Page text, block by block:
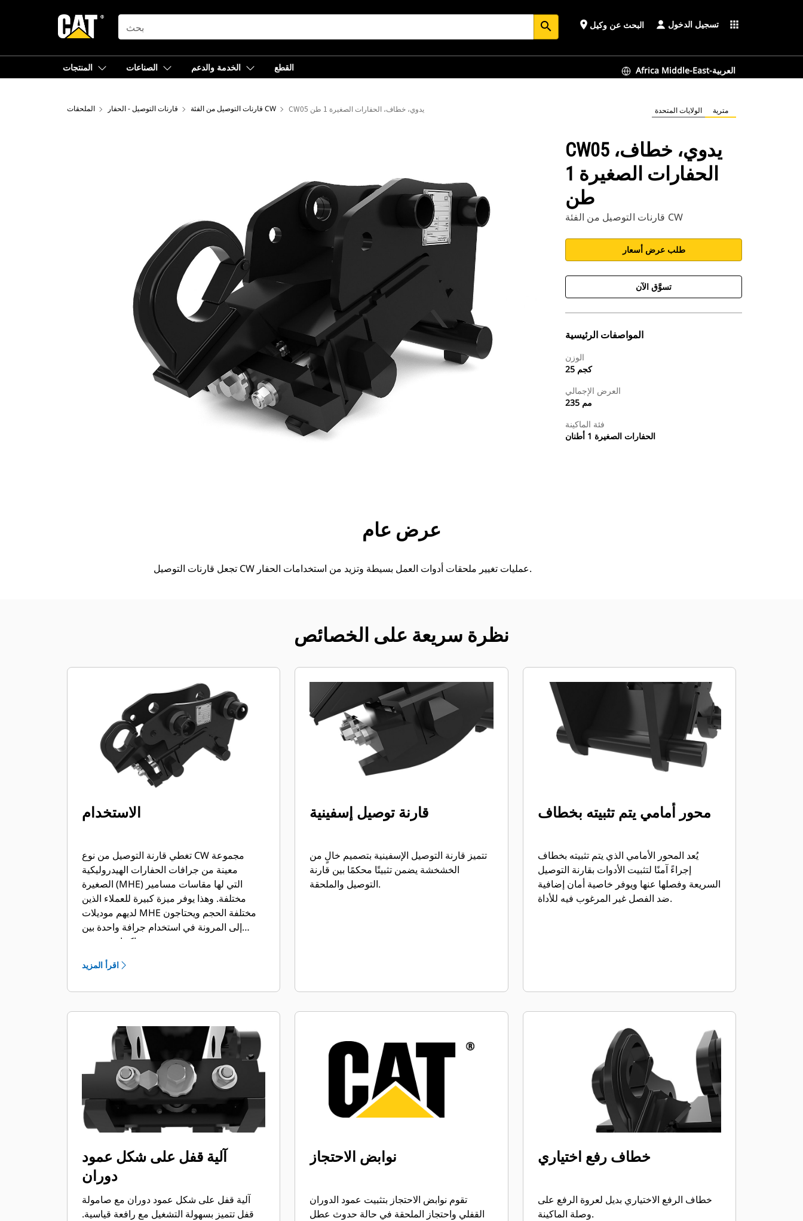
SEARCH search place البحث عن وكيل تسجيل الدخول apps
المنتجات الصناعات الخدمة والدعم القطع Africa Middle-East-العربية
الملحقات قارنات التوصيل - الحفار قارنات التوصيل من الفئة CW CW05 يدوي، خطاف، الحفارات الصغيرة 1 طن الولايات المتحدة مترية
CW05 يدوي، خطاف،
الحفارات الصغيرة 1
طن
قارنات التوصيل من الفئة CW
طلب عرض أسعار
تسوَّق الآن
المواصفات الرئيسية
الوزن
25 كجم
العرض الإجمالي
235 مم
فئة الماكينة
الحفارات الصغيرة 1 أطنان
الأدوات
عرض عام
تجعل قارنات التوصيل CW عمليات تغيير ملحقات أدوات العمل بسيطة وتزيد من استخدامات الحفار.
نظرة سريعة على الخصائص
الاستخدام
تغطي قارنة التوصيل من نوع CW مجموعة
معينة من جرافات الحفارات الهيدروليكية
الصغيرة (MHE) التي لها مقاسات مسامير
مختلفة. وهذا يوفر ميزة كبيرة للعملاء الذين
لديهم موديلات MHE مختلفة الحجم ويحتاجون
إلى المرونة في استخدام جرافة واحدة بين
اقرأ المزيد
قارنة توصيل إسفينية
تتميز قارنة التوصيل الإسفينية بتصميم خالٍ من
الخشخشة يضمن تثبيتًا محكمًا بين قارنة
التوصيل والملحقة.
محور أمامي يتم تثبيته بخطاف
يُعد المحور الأمامي الذي يتم تثبيته بخطاف
إجراءً آمنًا لتثبيت الأدوات بقارنة التوصيل
السريعة وفصلها عنها ويوفر خاصية أمان إضافية
ضد الفصل غير المرغوب فيه للأداة.
آلية قفل على شكل عمود
دوران
آلية قفل على شكل عمود دوران مع صامولة
قفل تتميز بسهولة التشغيل مع رافعة قياسية.
نوابض الاحتجاز
تقوم نوابض الاحتجاز بتثبيت عمود الدوران
القفلي واحتجاز الملحقة في حالة حدوث عطل
خطاف رفع اختياري
خطاف الرفع الاختياري بديل لعروة الرفع على
وصلة الماكينة.